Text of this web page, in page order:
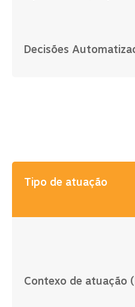
Decisões
Tipo de atuação
Contexo de atuação